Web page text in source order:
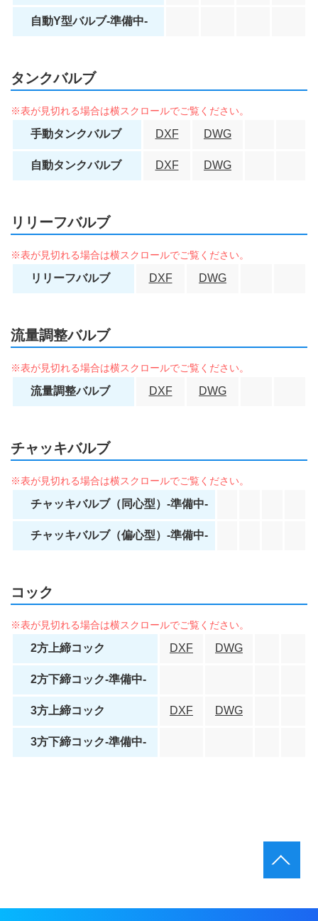
自動Y型バルブ-準備中-
タンクバルブ
手動タンクバルブ DXF DWG
自動タンクバルブ DXF DWG
リリーフバルブ
リリーフバルブ DXF DWG
流量調整バルブ
流量調整バルブ DXF DWG
チャッキバルブ
チャッキバルブ（同心型）-準備中-
チャッキバルブ（偏心型）-準備中-
コック
2方上締コック DXF DWG
2方下締コック-準備中-
3方上締コック DXF DWG
3方下締コック-準備中-